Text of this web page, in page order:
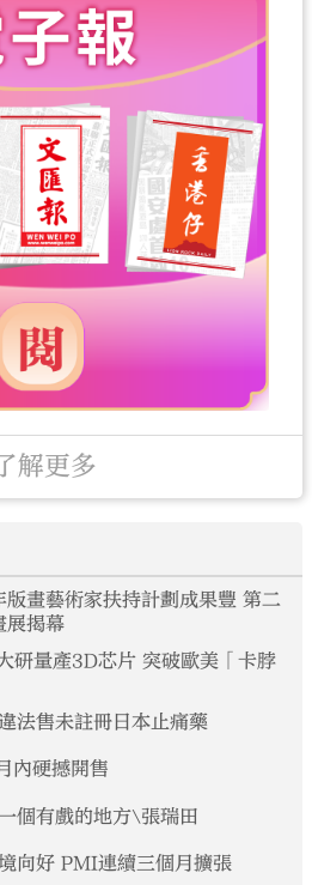
解更多
版畫藝術家扶持計劃成果豐 第二
展揭幕
研量產3D芯片 突破歐美「卡脖
法售未註冊日本止痛藥
內硬撼開售
個有戲的地方\張瑞田
向好 PMI連續三個月擴張